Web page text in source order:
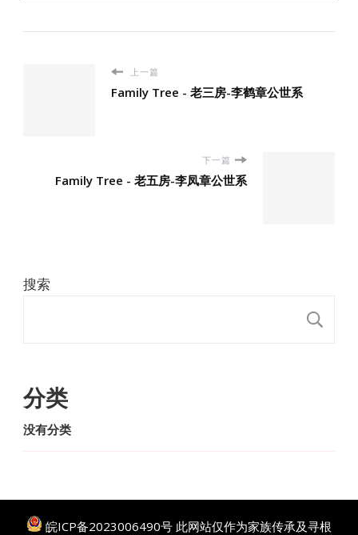
上一篇
Family Tree - 老三房-李鹤章公世系
下一篇
Family Tree - 老五房-李凤章公世系
搜索
分类
没有分类
皖ICP备2023006490号 此网站仅作为家族传承及寻根